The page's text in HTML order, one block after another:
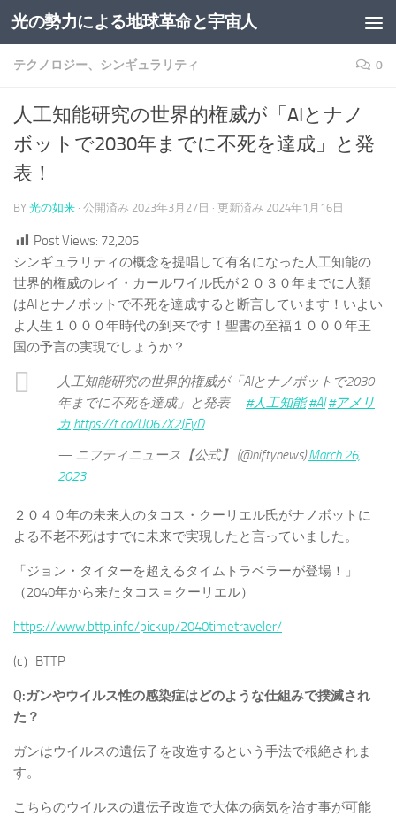
コンテンツへスキップ
光の勢力による地球革命と宇宙人
テクノロジー、シンギュラリティ 0
人工知能研究の世界的権威が「AIとナノ
ボットで2030年までに不死を達成」と発
表！
BY 光の如来 · 公開済み 2023年3月27日 · 更新済み 2024年1月16日
Post Views: 72,205
シンギュラリティの概念を提唱して有名になった人工知能の
世界的権威のレイ・カールワイル氏が２０３０年までに人類
はAIとナノボットで不死を達成すると断言しています！いよい
よ人生１０００年時代の到来です！聖書の至福１０００年王
国の予言の実現でしょうか？
人工知能研究の世界的権威が「AIとナノボットで2030
年までに不死を達成」と発表 #人工知能 #AI #アメリ
カ https://t.co/U067X2JFyD
— ニフティニュース【公式】 (@niftynews)March 26,
2023
２０４０年の未来人のタコス・クーリエル氏がナノボットに
よる不老不死はすでに未来で実現したと言っていました。
「ジョン・タイターを超えるタイムトラベラーが登場！」
（2040年から来たタコス＝クーリエル）
https://www.bttp.info/pickup/2040timetraveler/
(c）BTTP
Q:ガンやウイルス性の感染症はどのような仕組みで撲滅され
た？
ガンはウイルスの遺伝子を改造するという手法で根絶されま
す。
こちらのウイルスの遺伝子改造で大体の病気を治す事が可能